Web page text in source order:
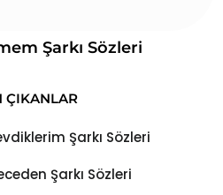
Şarkı Sözleri
ÇIKANLAR
Şarkı Sözleri
Şarkı Sözleri